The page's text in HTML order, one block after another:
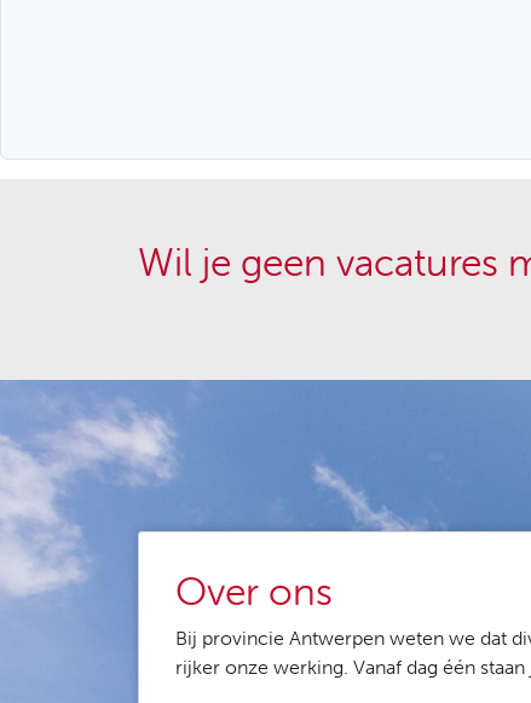
Wil je geen vacatures
Over ons
Bij provincie Antwerpen weten we dat
rijker onze werking. Vanaf dag één